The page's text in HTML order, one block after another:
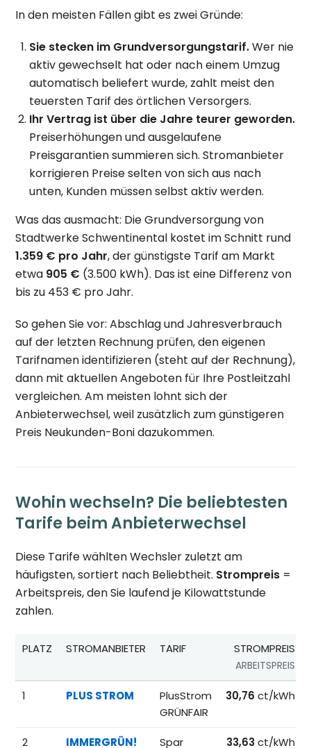
In den meisten Fällen gibt es zwei Gründe:
Sie stecken im Grundversorgungstarif.Wer nie
aktiv gewechselt hat oder nach einem Umzug
automatisch beliefert wurde, zahlt meist den
teuersten Tarif des örtlichen Versorgers.
Ihr Vertrag ist über die Jahre teurer geworden.
Preiserhöhungen und ausgelaufene
Preisgarantien summieren sich. Stromanbieter
korrigieren Preise selten von sich aus nach
unten, Kunden müssen selbst aktiv werden.
Was das ausmacht: Die Grundversorgung von
Stadtwerke Schwentinental kostet im Schnitt rund
1.359 € pro Jahr, der günstigste Tarif am Markt
etwa 905 € (3.500 kWh). Das ist eine Differenz von
bis zu 453 € pro Jahr.
So gehen Sie vor: Abschlag und Jahresverbrauch
auf der letzten Rechnung prüfen, den eigenen
Tarifnamen identifizieren (steht auf der Rechnung),
dann mit aktuellen Angeboten für Ihre Postleitzahl
vergleichen. Am meisten lohnt sich der
Anbieterwechsel, weil zusätzlich zum günstigeren
Preis Neukunden-Boni dazukommen.
Wohin wechseln? Die beliebtesten
Tarife beim Anbieterwechsel
Diese Tarife wählten Wechsler zuletzt am
häufigsten, sortiert nach Beliebtheit. Strompreis =
Arbeitspreis, den Sie laufend je Kilowattstunde
zahlen.
Beliebteste Tarife beim Anbieterwechsel;
PLATZ STROMANBIETER TARIF STROMPREIS
ARBEITSPREIS
1 PLUS STROM
PlusStrom
GRÜNFAIR
30,76 ct/kWh
2 IMMERGRÜN! Spar 33,63 ct/kWh